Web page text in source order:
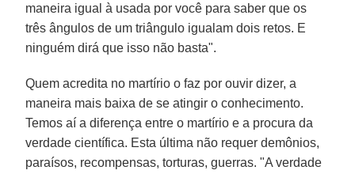
maneira igual à usada por você para saber que os
três ângulos de um triângulo igualam dois retos. E
ninguém dirá que isso não basta".
Quem acredita no martírio o faz por ouvir dizer, a
maneira mais baixa de se atingir o conhecimento.
Temos aí a diferença entre o martírio e a procura da
verdade científica. Esta última não requer demônios,
paraísos, recompensas, torturas, guerras. "A verdade